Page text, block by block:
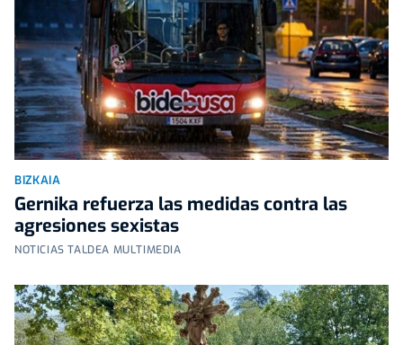
BIZKAIA
Gernika refuerza las medidas contra las
agresiones sexistas
NOTICIAS TALDEA MULTIMEDIA